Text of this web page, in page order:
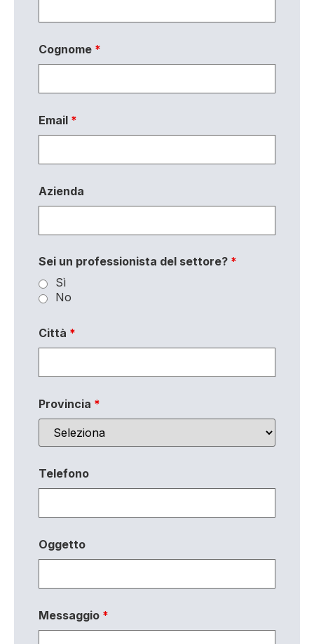
Cognome *
Email *
Azienda
Sei un professionista del settore? *
Sì
No
Città *
Provincia *
Telefono
Oggetto
Messaggio *